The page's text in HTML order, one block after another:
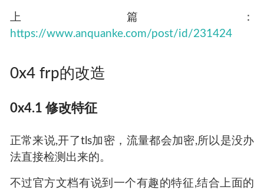
上篇：
https://www.anquanke.com/post/id/231424
0x4 frp的改造
0x4.1 修改特征
正常来说,开了tls加密，流量都会加密,所以是没办
法直接检测出来的。
不过官方文档有说到一个有趣的特征,结合上面的